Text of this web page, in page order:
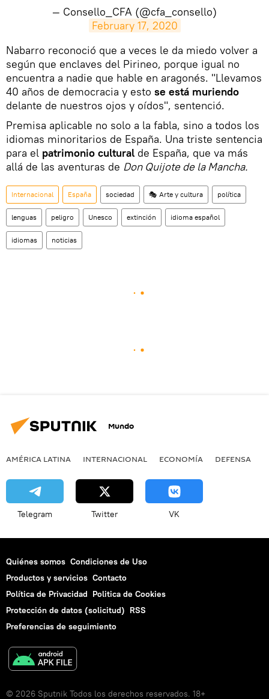
— Consello_CFA (@cfa_consello)
February 17, 2020
​Nabarro reconoció que a veces le da miedo volver a
según que enclaves del Pirineo, porque igual no
encuentra a nadie que hable en aragonés. "Llevamos
40 años de democracia y esto se está muriendo
delante de nuestros ojos y oídos", sentenció.
Premisa aplicable no solo a la fabla, sino a todos los
idiomas minoritarios de España. Una triste sentencia
para el patrimonio cultural de España, que va más
allá de las aventuras de Don Quijote de la Mancha.
Internacional España sociedad 🎭 Arte y cultura política
lenguas peligro Unesco extinción idioma español
idiomas noticias
Mundo
AMÉRICA LATINA INTERNACIONAL ECONOMÍA DEFENSA
Telegram Twitter VK
Quiénes somos Condiciones de Uso
Productos y servicios Contacto
Política de Privacidad Politica de Cookies
Protección de datos (solicitud) RSS
Preferencias de seguimiento
© 2026 Sputnik Todos los derechos reservados. 18+